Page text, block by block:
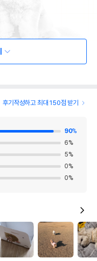
후기작성하고 최대 150점 받기
90%
6%
5%
0%
0%